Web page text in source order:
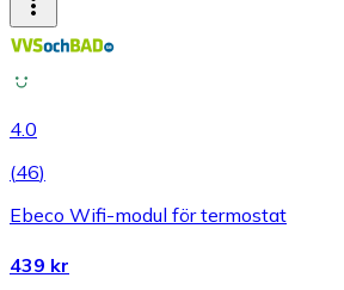
4.0
(46)
Ebeco Wifi-modul för termostat
439 kr